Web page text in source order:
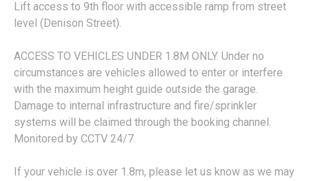
Lift access to 9th floor with accessible ramp from street
level (Denison Street).
ACCESS TO VEHICLES UNDER 1.8M ONLY. Under no
circumstances are vehicles allowed to enter or interfere
with the maximum height guide outside the garage.
Damage to internal infrastructure and fire/sprinkler
systems will be claimed through the booking channel.
Monitored by CCTV 24/7.
If your vehicle is over 1.8m, please let us know as we may